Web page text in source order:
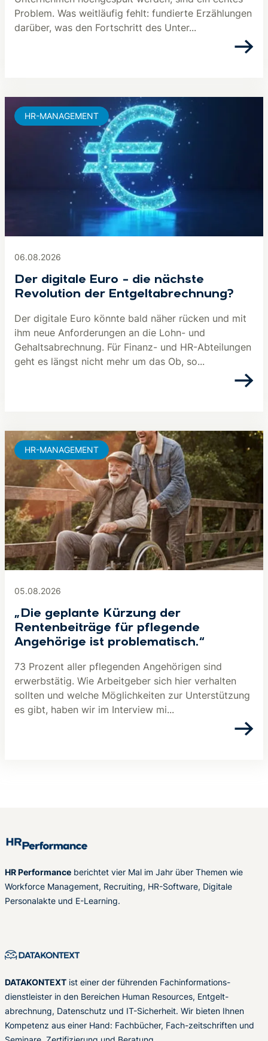
Problem. Was weitläufig fehlt: fundierte Erzählungen
darüber, was den Fortschritt des Unter...
06.08.2026
Der digitale Euro – die nächste
Revolution der Entgeltabrechnung?
Der digitale Euro könnte bald näher rücken und mit
ihm neue Anforderungen an die Lohn- und
Gehaltsabrechnung. Für Finanz- und HR-Abteilungen
geht es längst nicht mehr um das Ob, so...
HR-MANAGEMENT
05.08.2026
„Die geplante Kürzung der
Rentenbeiträge für pflegende
Angehörige ist problematisch.“
73 Prozent aller pflegenden Angehörigen sind
erwerbstätig. Wie Arbeitgeber sich hier verhalten
sollten und welche Möglichkeiten zur Unterstützung
es gibt, haben wir im Interview mi...
HR-MANAGEMENT
HR Performance berichtet vier Mal im Jahr über Themen wie
Workforce Management, Recruiting, HR-Software, Digitale
Personalakte und E-Learning.
DATAKONTEXT ist einer der führenden Fachinformations-
dienstleister in den Bereichen Human Resources, Entgelt-
abrechnung, Datenschutz und IT-Sicherheit. Wir bieten Ihnen
Kompetenz aus einer Hand: Fachbücher, Fach-zeitschriften und